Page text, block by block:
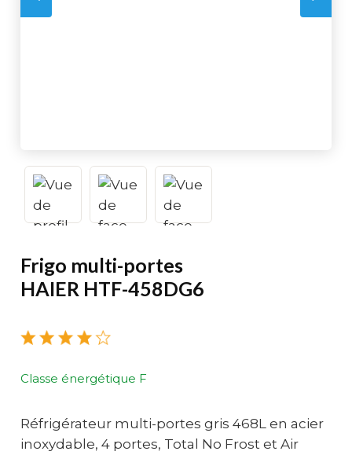
Frigo multi-portes
HAIER HTF-458DG6
Classe énergétique F
Réfrigérateur multi-portes gris 468L en acier
inoxydable, 4 portes, Total No Frost et Air